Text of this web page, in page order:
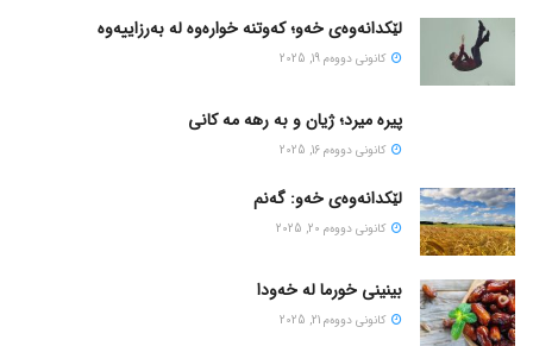
لێکدانەوەی خەو؛ کەوتنە خوارەوە لە بەرزاییەوە
كانونی دووه‌م 19, 2025
پیره میرد؛ ژیان و به رهه مه کانی
كانونی دووه‌م 16, 2025
لێکدانەوەی خەو: گەنم
كانونی دووه‌م 20, 2025
بینینی خورما لە خەودا
كانونی دووه‌م 21, 2025